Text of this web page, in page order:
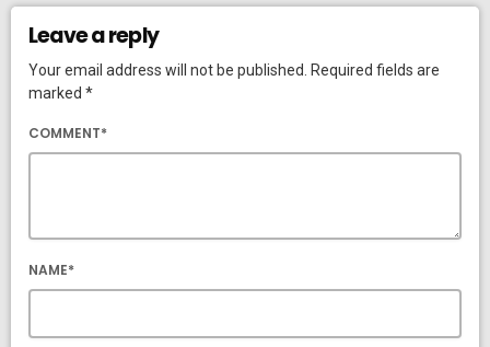
Leave a reply
Your email address will not be published. Required fields are
marked *
COMMENT*
NAME*